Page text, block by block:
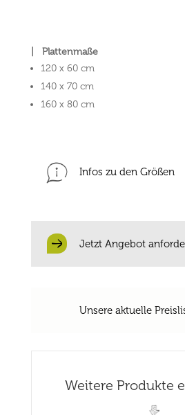
| Plattenmaße
120 x 60 cm
140 x 70 cm
160 x 80 cm
Infos zu den Größen
Jetzt Angebot
Unsere aktuelle
Weitere Produkte